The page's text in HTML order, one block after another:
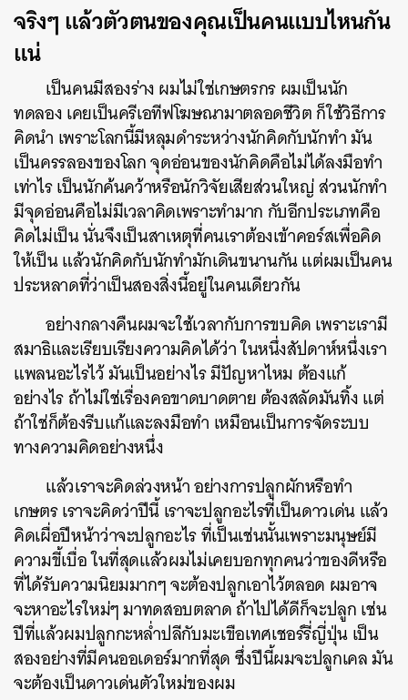
จริงๆ แล้วตัวตนของคุณเป็นคนแบบไหนกัน
แน่
เป็นคนมีสองร่าง ผมไม่ใช่เกษตรกร ผมเป็นนัก
ทดลอง เคยเป็นครีเอทีฟโฆษณามาตลอดชีวิต ก็ใช้วิธีการ
คิดนำ เพราะโลกนี้มีหลุมดำระหว่างนักคิดกับนักทำ มัน
เป็นครรลองของโลก จุดอ่อนของนักคิดคือไม่ได้ลงมือทำ
เท่าไร เป็นนักค้นคว้าหรือนักวิจัยเสียส่วนใหญ่ ส่วนนักทำ
มีจุดอ่อนคือไม่มีเวลาคิดเพราะทำมาก กับอีกประเภทคือ
คิดไม่เป็น นั่นจึงเป็นสาเหตุที่คนเราต้องเข้าคอร์สเพื่อคิด
ให้เป็น แล้วนักคิดกับนักทำมักเดินขนานกัน แต่ผมเป็นคน
ประหลาดที่ว่าเป็นสองสิ่งนี้อยู่ในคนเดียวกัน
อย่างกลางคืนผมจะใช้เวลากับการขบคิด เพราะเรามี
สมาธิและเรียบเรียงความคิดได้ว่า ในหนึ่งสัปดาห์หนึ่งเรา
แพลนอะไรไว้ มันเป็นอย่างไร มีปัญหาไหม ต้องแก้
อย่างไร ถ้าไม่ใช่เรื่องคอขาดบาดตาย ต้องสลัดมันทิ้ง แต่
ถ้าใช่ก็ต้องรีบแก้และลงมือทำ เหมือนเป็นการจัดระบบ
ทางความคิดอย่างหนึ่ง
แล้วเราจะคิดล่วงหน้า อย่างการปลูกผักหรือทำ
เกษตร เราจะคิดว่าปีนี้ เราจะปลูกอะไรที่เป็นดาวเด่น แล้ว
คิดเผื่อปีหน้าว่าจะปลูกอะไร ที่เป็นเช่นนั้นเพราะมนุษย์มี
ความขี้เบื่อ ในที่สุดแล้วผมไม่เคยบอกทุกคนว่าของดีหรือ
ที่ได้รับความนิยมมากๆ จะต้องปลูกเอาไว้ตลอด ผมอาจ
จะหาอะไรใหม่ๆ มาทดสอบตลาด ถ้าไปได้ดีก็จะปลูก เช่น
ปีที่แล้วผมปลูกกะหล่ำปลีกับมะเขือเทศเชอร์รี่ญี่ปุ่น เป็น
สองอย่างที่มีคนออเดอร์มากที่สุด ซึ่งปีนี้ผมจะปลูกเคล มัน
จะต้องเป็นดาวเด่นตัวใหม่ของผม